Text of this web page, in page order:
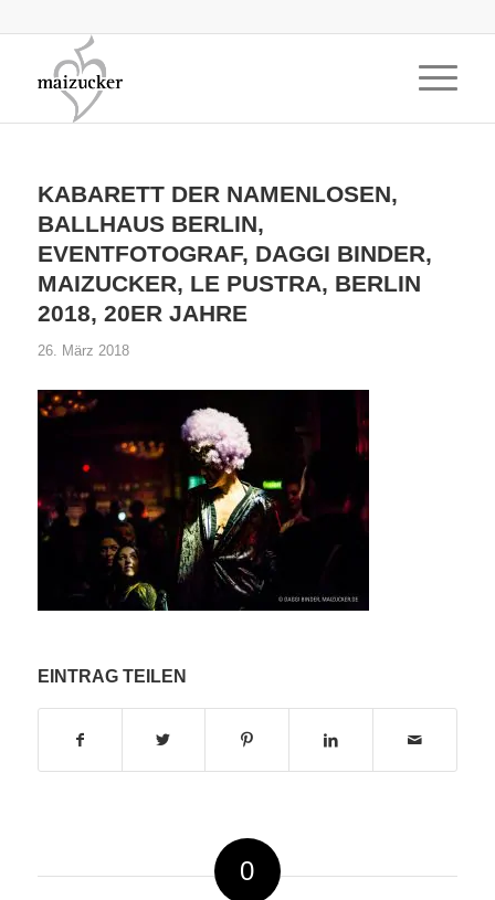
KABARETT DER NAMENLOSEN,
BALLHAUS BERLIN,
EVENTFOTOGRAF, DAGGI BINDER,
MAIZUCKER, LE PUSTRA, BERLIN
2018, 20ER JAHRE
26. März 2018
EINTRAG TEILEN
0